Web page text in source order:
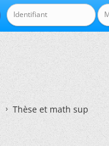
Thèse et math sup